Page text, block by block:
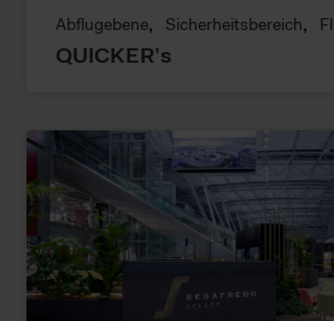
Abflugebene Sicherheitsbereich
QUICKER’s